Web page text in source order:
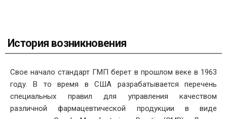
История возникновения
Свое начало стандарт ГМП берет в прошлом веке в 1963
году. В то время в США разрабатывается перечень
специальных правил для управления качеством
различной фармацевтической продукции в виде